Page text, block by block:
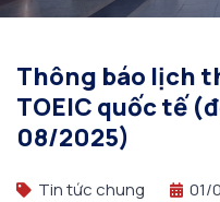
Thông báo lịch
TOEIC quốc tế
08/2025)
Tin tức chung 01/